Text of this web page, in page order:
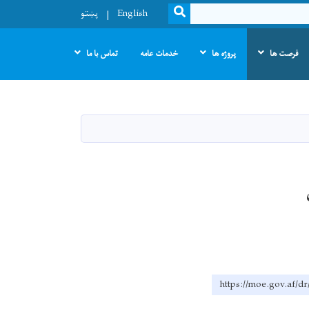
SEARCH
English پښتو
فرصت ها پروژه ها خدمات عامه تماس با ما
https://moe.gov.af/